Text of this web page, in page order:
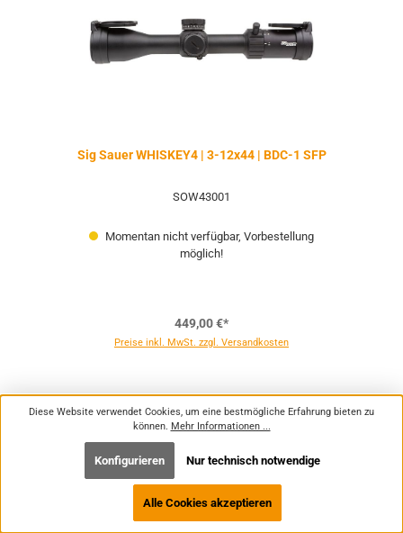
Sig Sauer WHISKEY4 | 3-12x44 | BDC-1 SFP
SOW43001
Momentan nicht verfügbar, Vorbestellung
möglich!
449,00 €*
Preise inkl. MwSt. zzgl. Versandkosten
Diese Website verwendet Cookies, um eine bestmögliche Erfahrung bieten zu
können. Mehr Informationen ...
Nur technisch notwendige
Konfigurieren
Alle Cookies akzeptieren